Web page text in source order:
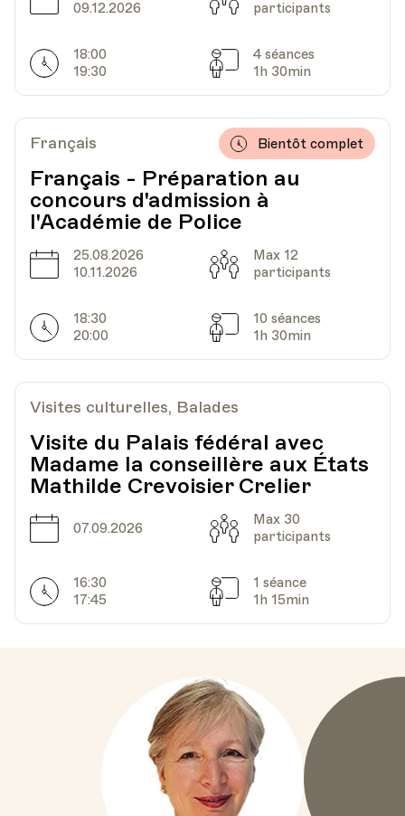
09.12.2026 participants
Horarires
18:00
19:30
Séances
4 séances
1h 30min
Français
Français - Préparation au
concours d'admission à
l'Académie de Police
Bientôt complet
Date
25.08.2026
10.11.2026
Capacité
Max 12
participants
Horarires
18:30
20:00
Séances
10 séances
1h 30min
Visites culturelles, Balades
Visite du Palais fédéral avec
Madame la conseillère aux États
Mathilde Crevoisier Crelier
Date
07.09.2026 Capacité
Max 30
participants
Horarires
16:30
17:45
Séances
1 séance
1h 15min